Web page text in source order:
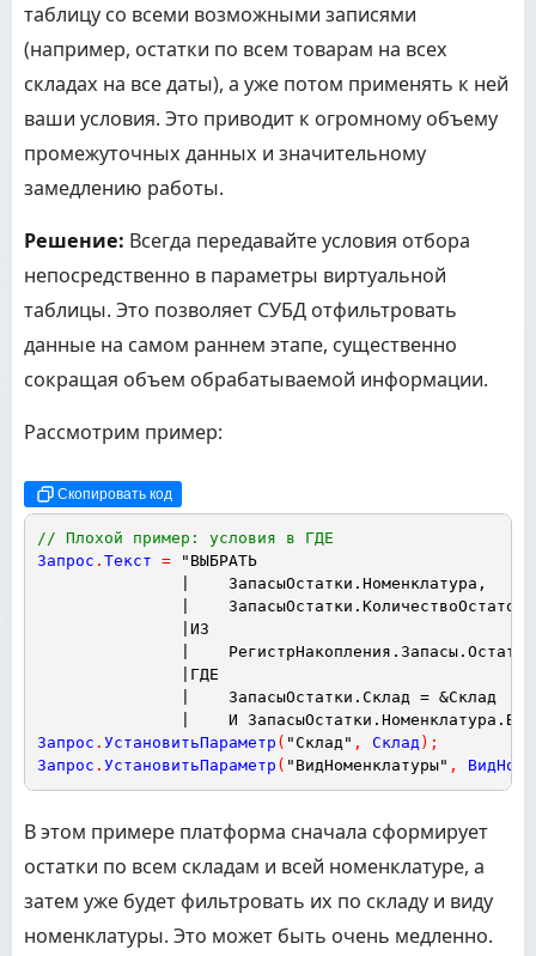
таблицу со всеми возможными записями
(например, остатки по всем товарам на всех
складах на все даты), а уже потом применять к ней
ваши условия. Это приводит к огромному объему
промежуточных данных и значительному
замедлению работы.
Решение: Всегда передавайте условия отбора
непосредственно в параметры виртуальной
таблицы. Это позволяет СУБД отфильтровать
данные на самом раннем этапе, существенно
сокращая объем обрабатываемой информации.
Рассмотрим пример:
Скопировать код
// Плохой пример: условия в ГДЕ
Запрос . Текст =
"ВЫБРАТЬ
|    ЗапасыОстатки.Номенклатура,
|    ЗапасыОстатки.КоличествоОстаток
|ИЗ
|
|ГДЕ
|    ЗапасыОстатки.Склад = &Склад
|    И
Запрос . УстановитьПараметр ( "Склад" , Склад) ;
Запрос . УстановитьПараметр ( "ВидНоменклатуры" ,
В этом примере платформа сначала сформирует
остатки по всем складам и всей номенклатуре, а
затем уже будет фильтровать их по складу и виду
номенклатуры. Это может быть очень медленно.